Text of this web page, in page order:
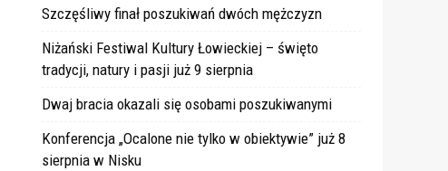
Szczęśliwy finał poszukiwań dwóch mężczyzn
Niżański Festiwal Kultury Łowieckiej – święto
tradycji, natury i pasji już 9 sierpnia
Dwaj bracia okazali się osobami poszukiwanymi
Konferencja „Ocalone nie tylko w obiektywie” już 8
sierpnia w Nisku